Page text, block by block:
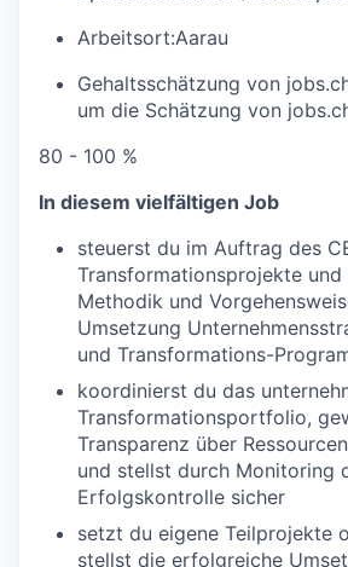
Arbeitsort:Aarau
Gehaltsschätzung von
um die Schätzung von
80 - 100 %
In diesem vielfältigen Job
steuerst du im Auftrag des
Transformationsprojekte
Methodik und
Umsetzung
und Transformations-
koordinierst du das
Transformationsportfolio,
Transparenz über
und stellst durch Monitoring
Erfolgskontrolle sicher
setzt du eigene Teilprojekte
stellst die erfolgreiche